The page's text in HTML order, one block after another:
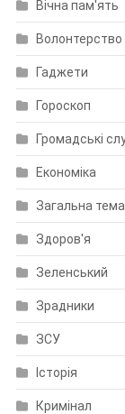
Вічна пам'ять
Волонтерство
Гаджети
Гороскоп
Громадські
Економіка
Загальна тема
Здоров'я
Зеленський
Зрадники
ЗСУ
Історія
Кримінал